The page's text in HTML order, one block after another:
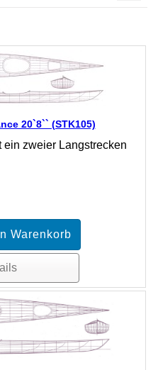
20`8`` (STK105)
ein zweier Langstrecken